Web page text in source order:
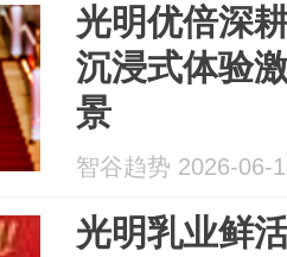
光明优倍深
沉浸式体验
景
智谷趋势 2026-06-
光明乳业鲜